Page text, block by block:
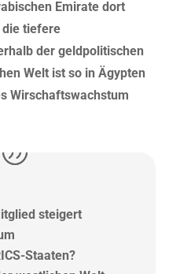
Emirate dort
die tiefere
der geldpolitischen
Welt ist so in Ägypten
Wirschaftswachstum
steigert
Staaten?